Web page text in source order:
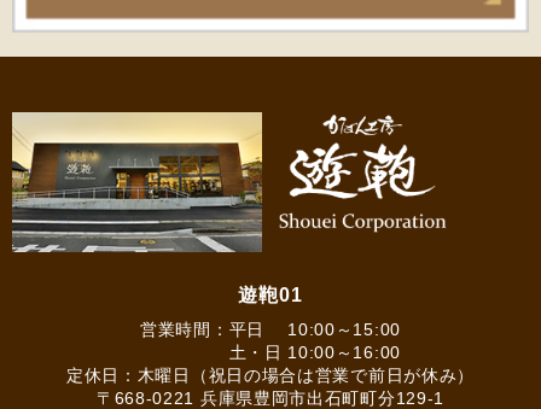
遊鞄01
営業時間：平日 10:00～15:00
土・日 10:00～16:00
定休日：木曜日（祝日の場合は営業で前日が休み）
〒668-0221 兵庫県豊岡市出石町町分129-1